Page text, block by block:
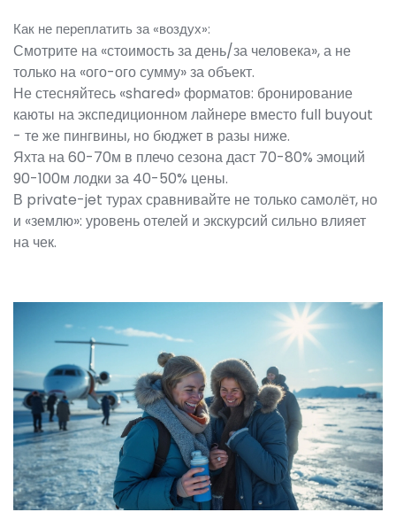
Как не переплатить за «воздух»:
Смотрите на «стоимость за день/за человека», а не
только на «ого-ого сумму» за объект.
Не стесняйтесь «shared» форматов: бронирование
каюты на экспедиционном лайнере вместо full buyout
- те же пингвины, но бюджет в разы ниже.
Яхта на 60-70м в плечо сезона даст 70-80% эмоций
90-100м лодки за 40-50% цены.
В private-jet турах сравнивайте не только самолёт, но
и «землю»: уровень отелей и экскурсий сильно влияет
на чек.